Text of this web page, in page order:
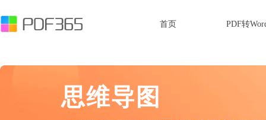
首页 PDF转
思维导图